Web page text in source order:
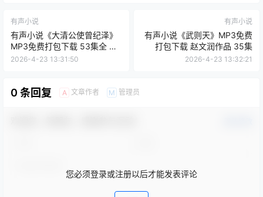
有声小说
有声小说《大清公使曾纪泽》
MP3免费打包下载 53集全 李
戈播音
2026-4-23 13:31:50
有声小说
有声小说《武则天》MP3免费
打包下载 赵文润作品 35集
2026-4-23 13:32:21
0 条回复 A 文章作者 M 管理员
您必须登录或注册以后才能发表评论